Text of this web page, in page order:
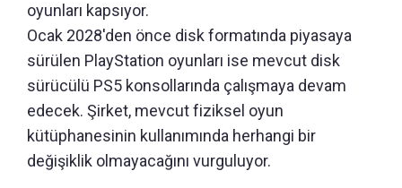
oyunları kapsıyor.
Ocak 2028'den önce disk formatında piyasaya
sürülen PlayStation oyunları ise mevcut disk
sürücülü PS5 konsollarında çalışmaya devam
edecek. Şirket, mevcut fiziksel oyun
kütüphanesinin kullanımında herhangi bir
değişiklik olmayacağını vurguluyor.